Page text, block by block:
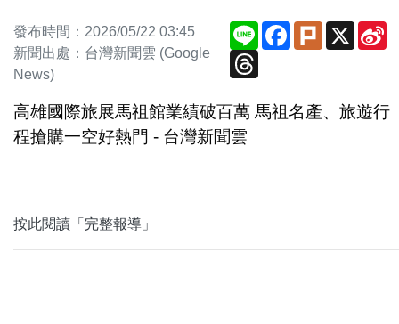
發布時間：2026/05/22 03:45
新聞出處：台灣新聞雲 (Google
News)
Line Facebook
PlurkX
Threads
高雄國際旅展馬祖館業績破百萬 馬祖名產、旅遊行
程搶購一空好熱門 - 台灣新聞雲
按此閱讀「完整報導」